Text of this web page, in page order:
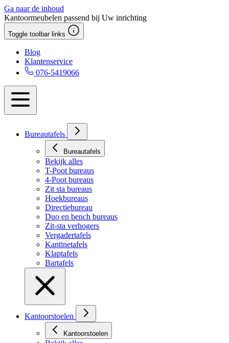
Ga naar de inhoud
Kantoormeubelen passend bij Uw inrichting
Toggle toolbar links
Blog
Klantenservice
076-5419066
Bureautafels
Bureautafels
Bekijk alles
T-Poot bureaus
4-Poot bureaus
Zit sta bureaus
Hoekbureaus
Directiebureau
Duo en bench bureaus
Zit-sta verhogers
Vergadertafels
Kantinetafels
Klaptafels
Bartafels
Kantoorstoelen
Kantoorstoelen